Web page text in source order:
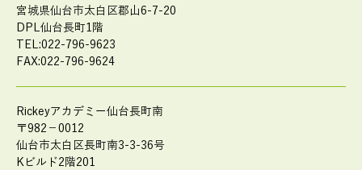
宮城県仙台市太白区郡山6-7-20
DPL仙台長町1階
TEL:022-796-9623
FAX:022-796-9624
Rickeyアカデミー仙台長町南
〒982－0012
仙台市太白区長町南3-3-36号
Kビルド2階201